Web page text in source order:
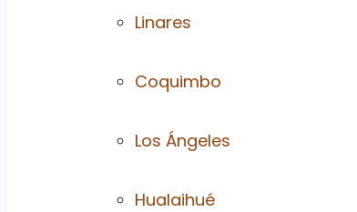
Linares
Coquimbo
Los Ángeles
Hualaihué